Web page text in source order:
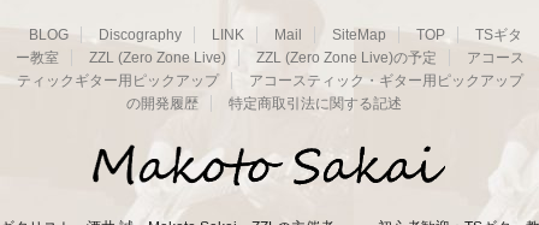
BLOG Discography LINK Mail SiteMap TOP
TSギタ
ー教室
ZZL (Zero Zone Live) ZZL (Zero Zone Live)の予定
アコース
ティックギター用ピックアップ
アコースティック・ギター用ピックアップ
の開発履歴
特定商取引法に関する記述